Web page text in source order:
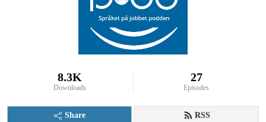
8.3K
Downloads
27
Episodes
Share RSS